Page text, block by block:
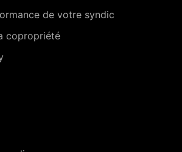
de votre syndic
copropriété